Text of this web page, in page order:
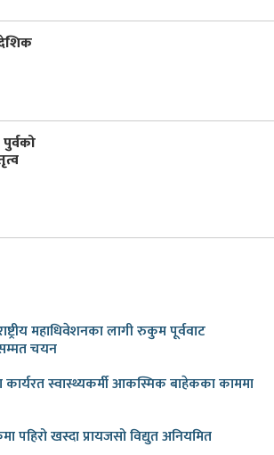
महाधिवेशनका लागी रुकुम पूर्ववाट
चयन
कार्यरत स्वास्थ्यकर्मी आकस्मिक बाहेकका काममा
पहिरो खस्दा प्रायजसो विद्युत अनियमित